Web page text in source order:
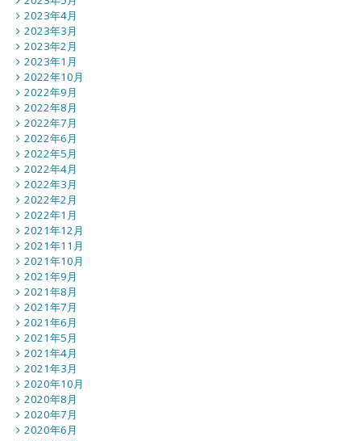
2023年4月
2023年3月
2023年2月
2023年1月
2022年10月
2022年9月
2022年8月
2022年7月
2022年6月
2022年5月
2022年4月
2022年3月
2022年2月
2022年1月
2021年12月
2021年11月
2021年10月
2021年9月
2021年8月
2021年7月
2021年6月
2021年5月
2021年4月
2021年3月
2020年10月
2020年8月
2020年7月
2020年6月